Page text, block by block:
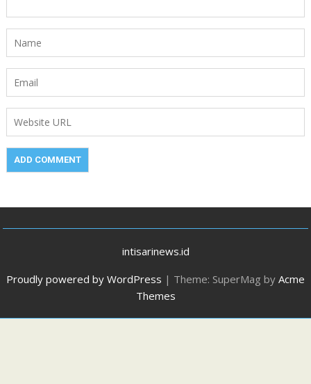
intisarinews.id
Proudly powered by WordPress | Theme: SuperMag by Acme
Themes